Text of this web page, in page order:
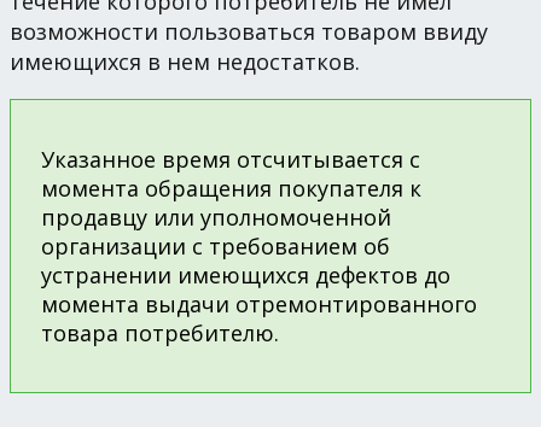
возможности пользоваться товаром ввиду
имеющихся в нем недостатков.
Указанное время отсчитывается с
момента обращения покупателя к
продавцу или уполномоченной
организации с требованием об
устранении имеющихся дефектов до
момента выдачи отремонтированного
товара потребителю.